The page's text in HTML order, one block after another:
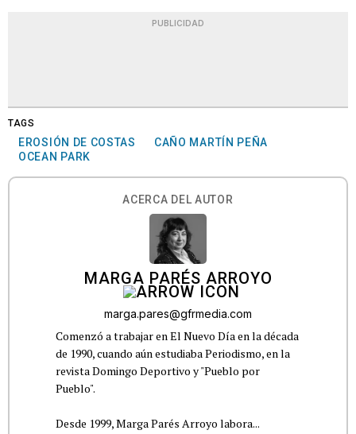
PUBLICIDAD
TAGS
EROSIÓN DE COSTAS
CAÑO MARTÍN PEÑA
OCEAN PARK
ACERCA DEL AUTOR
MARGA PARÉS ARROYO
marga.pares@gfrmedia.com
Comenzó a trabajar en El Nuevo Día en la década
de 1990, cuando aún estudiaba Periodismo, en la
revista Domingo Deportivo y "Pueblo por
Pueblo".
Desde 1999, Marga Parés Arroyo labora...